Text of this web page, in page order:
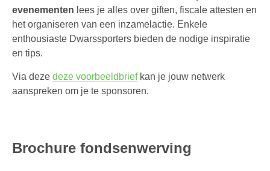
evenementen lees je alles over giften, fiscale attesten en
het organiseren van een inzamelactie. Enkele
enthousiaste Dwarssporters bieden de nodige inspiratie
en tips.
Via deze deze voorbeeldbriefkan je jouw netwerk
aanspreken om je te sponsoren.
Brochure fondsenwerving